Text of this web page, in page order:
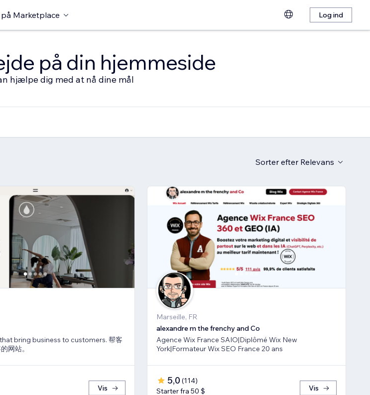
Marketplace Log ind
på din hjemmeside
hjælpe dig med at nå dine mål
Sorter efter Relevans
bring business to customers. 帮客
网站。
Vis
Marseille, FR
alexandre m the frenchy and Co
Agence Wix France SAIO|Diplômé Wix New
York|Formateur Wix SEO France 20 ans
5,0 (114)
Starter fra 50 $
Vis